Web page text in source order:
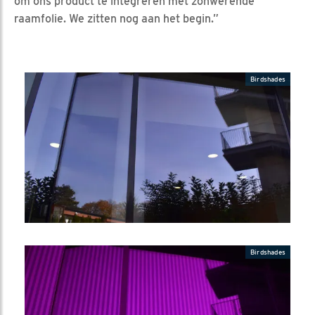
raamfolie. We zitten nog aan het begin.”
Birdshades
Birdshades